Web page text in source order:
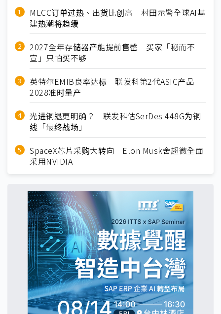
MLCC订单过热、出货比创高 村田示警全球AI基
建热潮将趋缓
2027全年存储器产能提前售罄 买家「秘而不
宣」只怕买不够
英特尔EMIB良率达标 联发科第2代ASIC产品
2028准时量产
光进铜退更明确？ 联发科估SerDes 448G为铜
线「最终战场」
SpaceX芯片采购大转向 Elon Musk舍超微全面
采用NVIDIA